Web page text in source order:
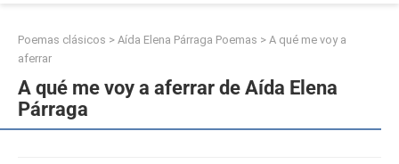
Poemas clásicos > Aída Elena Párraga Poemas > A qué me voy a
aferrar
A qué me voy a aferrar de Aída Elena
Párraga